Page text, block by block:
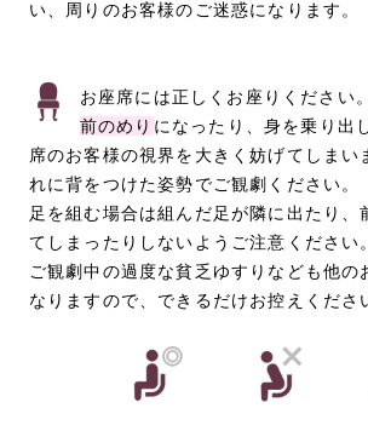
い、周りのお客様のご迷惑になります。
お座席には正しくお座りください。
前のめり になったり、身を乗り出
席のお客様の視界を大きく妨げてしまい
れに背をつけた姿勢でご観劇ください。
足を組む場合は組んだ足が隣に出たり、
てしまったりしないようご注意ください。
ご観劇中の過度な貧乏ゆすりなども他の
なりますので、できるだけお控えくださ